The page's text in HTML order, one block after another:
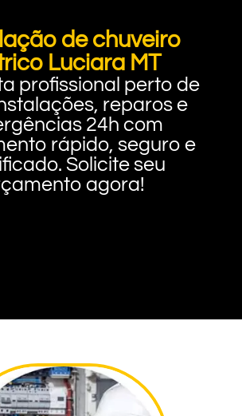
de chuveiro
Luciara MT
profissional perto de
reparos e
24h com
rápido, seguro e
Solicite seu
agora!